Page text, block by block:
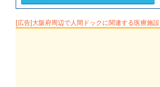
[広告] 大阪府周辺で人間ドックに関連する医療施設